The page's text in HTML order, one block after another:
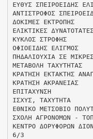
ΕΥΘΥΣ ΣΠΕΙΡΟΕΙΔΗΣ
ΑΝΤΙΣΤΡΟΦΟΣ
ΔΟΚΙΜΕΣ ΕΚΤΡΟΠΗΣ
ΕΛΙΚΤΙΚΕΣ
ΚΥΚΛΟΣ ΣΤΡΟΦΗΣ
ΟΦΙΟΕΙΔΗΣ ΕΛΙΓΜΟΣ
ΠΗΔΑΛΙΟΥΧΙΑ ΣΕ
ΜΕΤΑΒΟΛΗ ΤΑΧΥΤΗΤΑΣ
ΚΡΑΤΗΣΗ ΕΚΤΑΚΤΗΣ
ΚΡΑΤΗΣΗ ΑΚΡΑΝΕΙΑΣ
ΕΠΙΤΑΧΥΝΣΗ
ΙΣΧΥΣ, ΤΑΧΥΤΗΤΑ
ΕΘΝΙΚΟ ΜΕΤΣΟΒΙΟ
ΣΧΟΛΗ ΑΓΡΟΝΟΜΩΝ -
ΚΕΝΤΡΟ ΔΟΡΥΦΟΡΩΝ
6/3